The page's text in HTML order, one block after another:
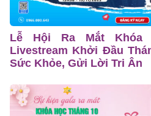
Lễ Hội Ra Mắt Khóa
Livestream Khởi Đầu
Sức Khỏe, Gửi Lời Tri Ân